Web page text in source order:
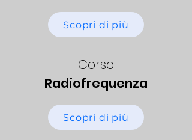
Scopri di più
Corso
Radiofrequenza
Scopri di più